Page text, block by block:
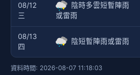
08/12
三
陰時多雲短暫陣雨
或雷雨
08/13
四
陰短暫陣雨或雷雨
資料時間: 2026-08-07 11:18:03